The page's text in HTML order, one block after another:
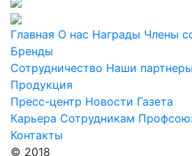
Главная О нас Награды Члены
Бренды
Сотрудничество Наши партнеры
Продукция
Пресс-центр Новости Газета
Карьера Сотрудникам
Контакты
© 2018